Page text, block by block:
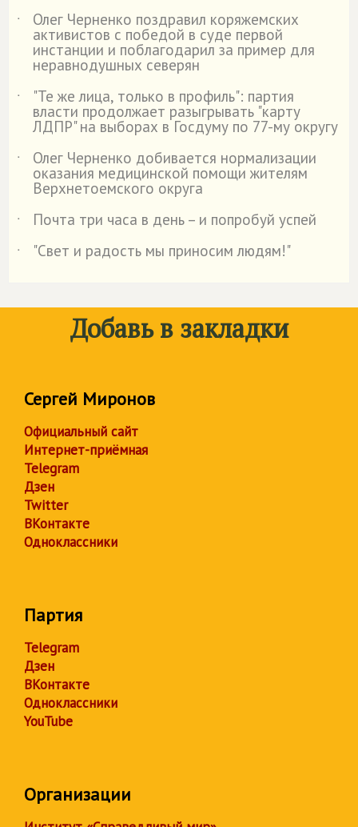
˙ Олег Черненко поздравил коряжемских
активистов с победой в суде первой
инстанции и поблагодарил за пример для
неравнодушных северян
˙
"Те же лица, только в профиль": партия
власти продолжает разыгрывать "карту
ЛДПР" на выборах в Госдуму по 77-му округу
˙
Олег Черненко добивается нормализации
оказания медицинской помощи жителям
Верхнетоемского округа
˙
Почта три часа в день – и попробуй успей
˙
"Свет и радость мы приносим людям!"
Добавь в закладки
Сергей Миронов
Официальный сайт
Интернет-приёмная
Telegram
Дзен
Twitter
ВКонтакте
Одноклассники
Партия
Telegram
Дзен
ВКонтакте
Одноклассники
YouTube
Организации